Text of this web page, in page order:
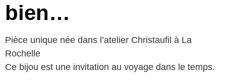
bien…
Pièce unique née dans l’atelier Christaufil à La
Rochelle
Ce bijou est une invitation au voyage dans le temps.